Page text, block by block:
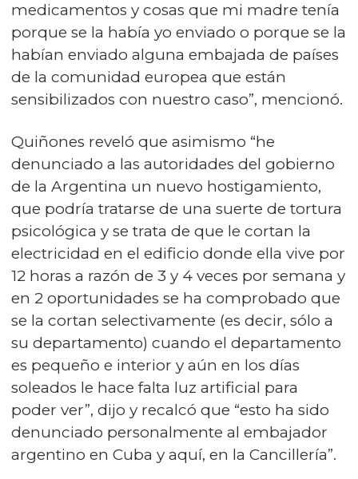
medicamentos y cosas que mi madre tenía
porque se la había yo enviado o porque se la
habían enviado alguna embajada de países
de la comunidad europea que están
sensibilizados con nuestro caso”, mencionó.
Quiñones reveló que asimismo “he
denunciado a las autoridades del gobierno
de la Argentina un nuevo hostigamiento,
que podría tratarse de una suerte de tortura
psicológica y se trata de que le cortan la
electricidad en el edificio donde ella vive por
12 horas a razón de 3 y 4 veces por semana y
en 2 oportunidades se ha comprobado que
se la cortan selectivamente (es decir, sólo a
su departamento) cuando el departamento
es pequeño e interior y aún en los días
soleados le hace falta luz artificial para
poder ver”, dijo y recalcó que “esto ha sido
denunciado personalmente al embajador
argentino en Cuba y aquí, en la Cancillería”.